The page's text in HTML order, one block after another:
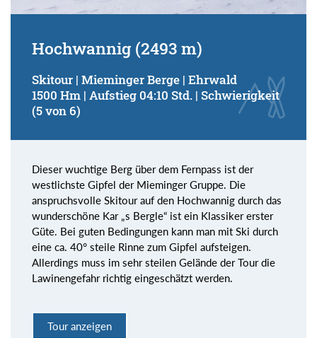
Hochwannig (2493 m)
Skitour | Mieminger Berge | Ehrwald
1500 Hm | Aufstieg 04:10 Std. | Schwierigkeit
(5 von 6)
Dieser wuchtige Berg über dem Fernpass ist der
westlichste Gipfel der Mieminger Gruppe. Die
anspruchsvolle Skitour auf den Hochwannig durch das
wunderschöne Kar „s Bergle“ ist ein Klassiker erster
Güte. Bei guten Bedingungen kann man mit Ski durch
eine ca. 40° steile Rinne zum Gipfel aufsteigen.
Allerdings muss im sehr steilen Gelände der Tour die
Lawinengefahr richtig eingeschätzt werden.
Tour anzeigen